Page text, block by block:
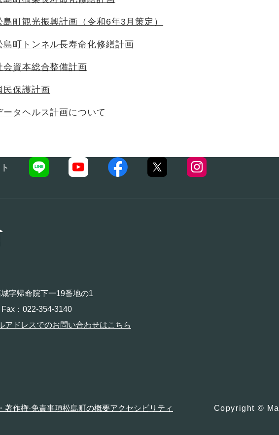
島町観光振興計画（令和6年3月策定）
島町トンネル長寿命化修繕計画
会資本総合整備計画
民保護計画
ータヘルス計画について
字帰命院下一19番地の1
：022-354-3140
アドレスでのお問い合わせはこちら
著作権·免責事項松島町の概要アクセシビリティ Copyright ©